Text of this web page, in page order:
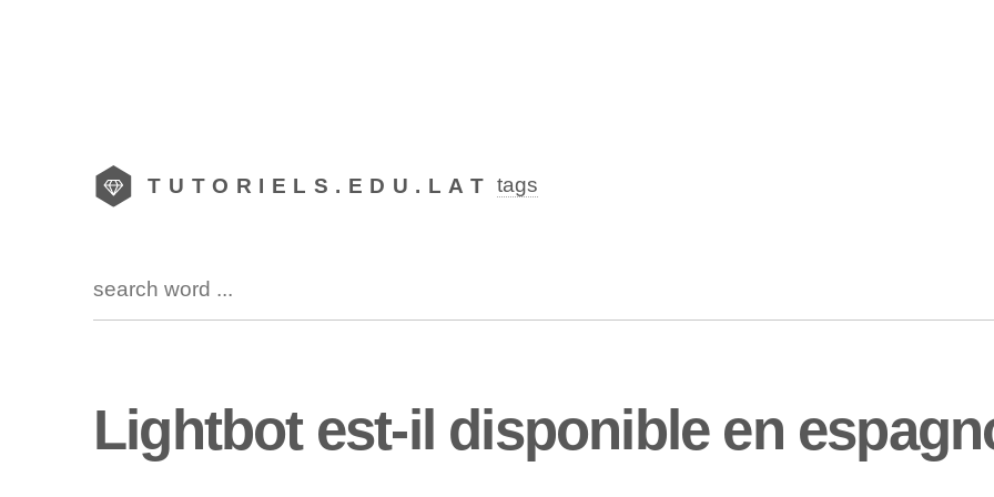
TUTORIELS.EDU.LAT tags
Lightbot est-il disponible en